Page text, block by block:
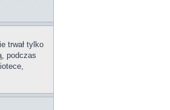
trwał tylko
podczas